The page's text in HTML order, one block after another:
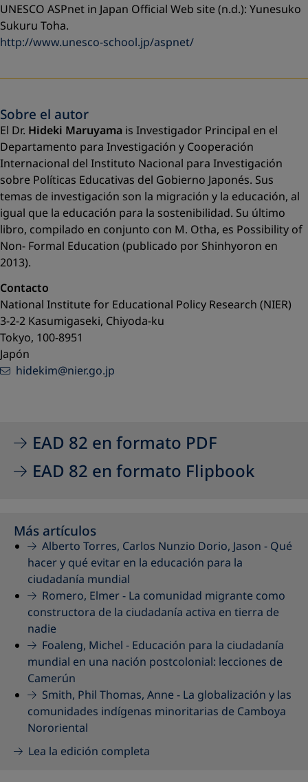
UNESCO ASPnet in Japan Official Web site (n.d.): Yunesuko
Sukuru Toha.
http://www.unesco-school.jp/aspnet/
Sobre el autor
El Dr. Hideki Maruyama is Investigador Principal en el
Departamento para Investigación y Cooperación
Internacional del Instituto Nacional para Investigación
sobre Políticas Educativas del Gobierno Japonés. Sus
temas de investigación son la migración y la educación, al
igual que la educación para la sostenibilidad. Su último
libro, compilado en conjunto con M. Otha, es Possibility of
Non- Formal Education (publicado por Shinhyoron en
2013).
Contacto
National Institute for Educational Policy Research (NIER)
3-2-2 Kasumigaseki, Chiyoda-ku
Tokyo, 100-8951
Japón
hidekim@nier.go.jp
EAD 82 en formato PDF
EAD 82 en formato Flipbook
Más artículos
Alberto Torres, Carlos Nunzio Dorio, Jason - Qué
hacer y qué evitar en la educación para la
ciudadanía mundial
Romero, Elmer - La comunidad migrante como
constructora de la ciudadanía activa en tierra de
nadie
Foaleng, Michel - Educación para la ciudadanía
mundial en una nación postcolonial: lecciones de
Camerún
Smith, Phil Thomas, Anne - La globalización y las
comunidades indígenas minoritarias de Camboya
Nororiental
Lea la edición completa